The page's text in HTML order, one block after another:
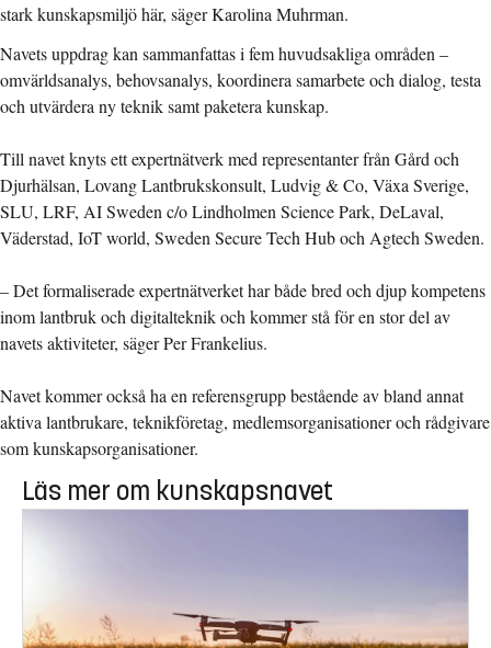
stark kunskapsmiljö här, säger Karolina Muhrman.
Navets uppdrag kan sammanfattas i fem huvudsakliga områden –
omvärldsanalys, behovsanalys, koordinera samarbete och dialog, testa
och utvärdera ny teknik samt paketera kunskap.
Till navet knyts ett expertnätverk med representanter från Gård och
Djurhälsan, Lovang Lantbrukskonsult, Ludvig & Co, Växa Sverige,
SLU, LRF, AI Sweden c/o Lindholmen Science Park, DeLaval,
Väderstad, IoT world, Sweden Secure Tech Hub och Agtech Sweden.
– Det formaliserade expertnätverket har både bred och djup kompetens
inom lantbruk och digitalteknik och kommer stå för en stor del av
navets aktiviteter, säger Per Frankelius.
Navet kommer också ha en referensgrupp bestående av bland annat
aktiva lantbrukare, teknikföretag, medlemsorganisationer och rådgivare
som kunskapsorganisationer.
Läs mer om kunskapsnavet